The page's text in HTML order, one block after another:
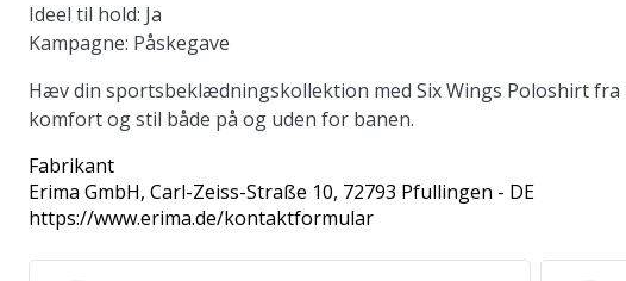
Ideel til hold: Ja
Kampagne: Påskegave
Hæv din sportsbeklædningskollektion med Six Wings Poloshirt
komfort og stil både på og uden for banen.
Fabrikant
Erima GmbH, Carl-Zeiss-Straße 10, 72793 Pfullingen - DE
https://www.erima.de/kontaktformular